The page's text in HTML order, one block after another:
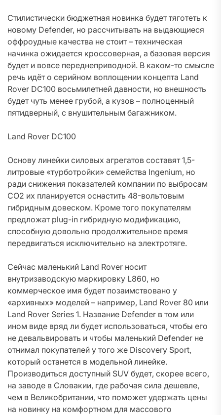
Стилистически бюджетная новинка будет тяготеть к
новому Defender, но рассчитывать на выдающиеся
оффроудные качества не стоит – техническая
начинка ожидается кроссоверная, а базовая версия
будет и вовсе переднеприводной. В каком-то смысле
речь идёт о серийном воплощении концепта Land
Rover DC100 восьмилетней давности, но внешность
будет чуть менее грубой, а кузов – полноценный
пятидверный, с внушительным багажником.
Land Rover DC100
Основу линейки силовых агрегатов составят 1,5-
литровые «турботройки» семейства Ingenium, но
ради снижения показателей компании по выбросам
СО2 их планируется оснастить 48-вольтовым
гибридным довеском. Кроме того покупателям
предложат plug-in гибридную модификацию,
способную довольно продолжительное время
передвигаться исключительно на электротяге.
Сейчас маленький Land Rover носит
внутризаводскую маркировку L860, но
коммерческое имя будет позаимствовано у
«архивных» моделей – например, Land Rover 80 или
Land Rover Series 1. Название Defender в том или
ином виде вряд ли будет использоваться, чтобы его
не девальвировать и чтобы маленький Defender не
отнимал покупателей у того же Discovery Sport,
который останется в модельной линейке.
Производиться доступный SUV будет, скорее всего,
на заводе в Словакии, где рабочая сила дешевле,
чем в Великобритании, что поможет удержать цены
на новинку на комфортном для массового